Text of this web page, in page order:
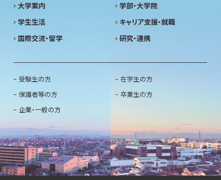
大学案内
学部・大学院
学生生活
キャリア支援・就職
国際交流・留学
研究・連携
受験生の方
在学生の方
保護者等の方
卒業生の方
企業・一般の方